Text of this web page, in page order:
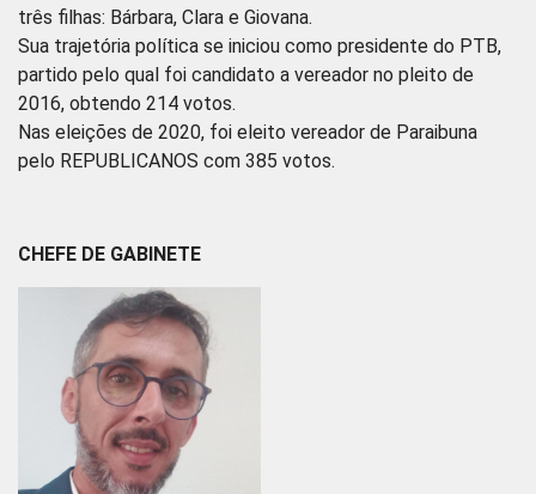
três filhas: Bárbara, Clara e Giovana.
Sua trajetória política se iniciou como presidente do PTB,
partido pelo qual foi candidato a vereador no pleito de
2016, obtendo 214 votos.
Nas eleições de 2020, foi eleito vereador de Paraibuna
pelo REPUBLICANOS com 385 votos.
CHEFE DE GABINETE